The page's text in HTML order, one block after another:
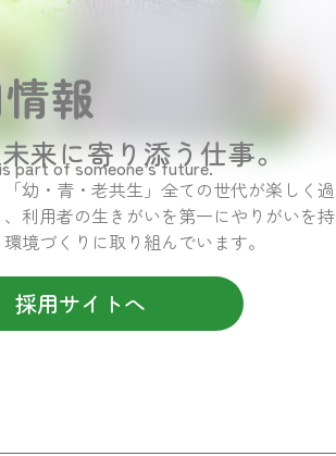
報
来に寄り添う仕事。
part of someone’s future.
幼・青・老共生」全ての世代が楽しく過
、利用者の生きがいを第一にやりがいを持
境づくりに取り組んでいます。
採用サイトへ